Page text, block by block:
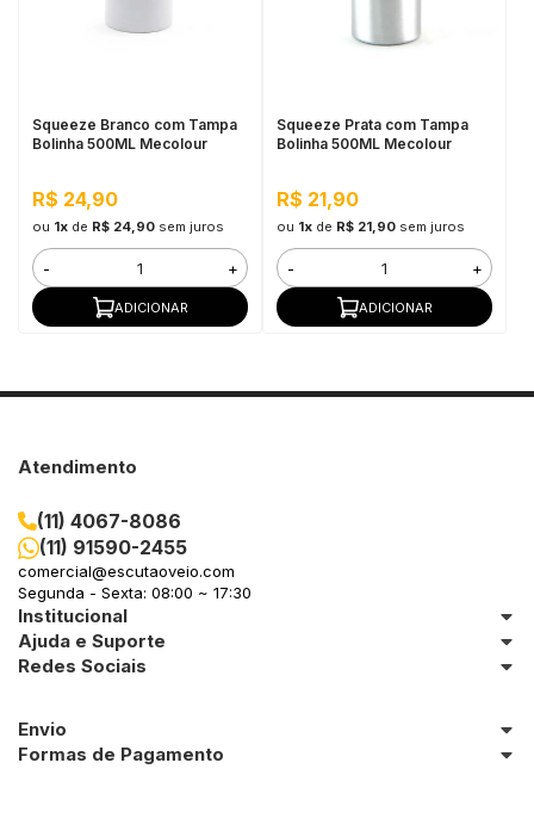
Squeeze Branco com Tampa
Bolinha 500ML Mecolour
R$ 24,90
ou 1xde R$ 24,90 sem juros
- +
ADICIONAR
Squeeze Prata com Tampa
Bolinha 500ML Mecolour
R$ 21,90
ou 1xde R$ 21,90 sem juros
- +
ADICIONAR
Atendimento
(11) 4067-8086
(11) 91590-2455
comercial@escutaoveio.com
Segunda - Sexta: 08:00 ~ 17:30
Institucional
Ajuda e Suporte
Redes Sociais
Envio
Formas de Pagamento